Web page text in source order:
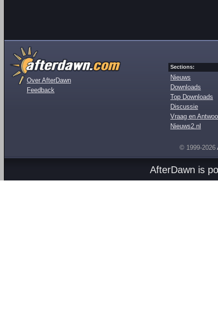
Over AfterDawn
Feedback
Sections:
Nieuws
Downloads
Top Downloads
Discussie
Vraag en
Nieuws2.nl
© 1999-2026
AfterDawn is